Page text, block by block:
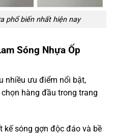
phổ biến nhất hiện nay
Sóng Nhựa Ốp
nhiều ưu điểm nổi bật,
hàng đầu trong trang
kế sóng gợn độc đáo và bề